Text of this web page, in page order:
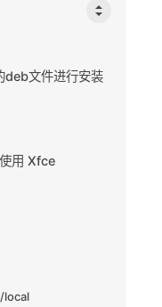
文件进行安装
用 Xfce
local